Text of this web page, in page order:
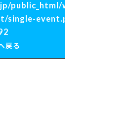
public_html/wp2026/wp-
single-event.php
戻る